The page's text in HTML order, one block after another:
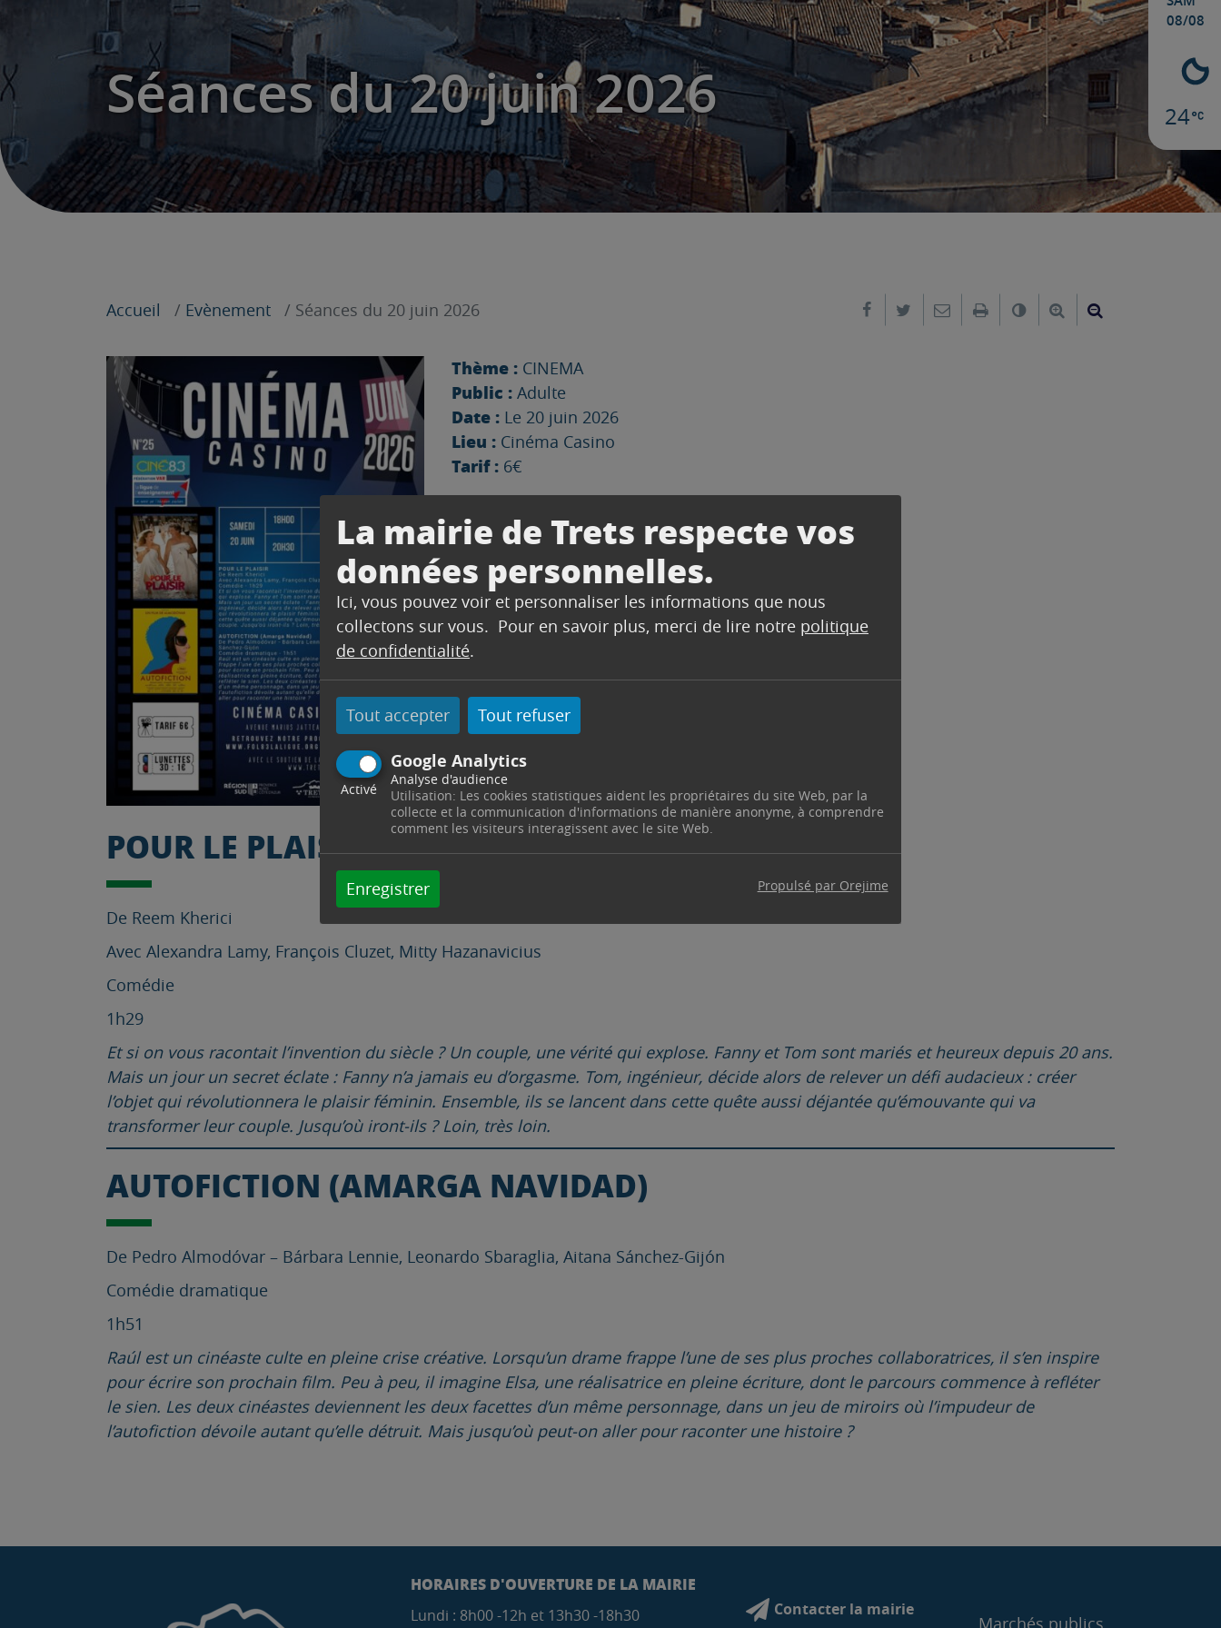
La mairie de Trets respecte vos
données personnelles.
Ici, vous pouvez voir et personnaliser les informations que nous
collectons sur vous. Pour en savoir plus, merci de lire notre politique
de confidentialité.
Tout accepter Tout refuser
Google Analytics
Activé
Analyse d'audience
Utilisation: Les cookies statistiques aident les propriétaires du site Web, par la
collecte et la communication d'informations de manière anonyme, à comprendre
comment les visiteurs interagissent avec le site Web.
Enregistrer Propulsé par Orejime
08/08
24
Séances du 20 juin 2026
Accueil Evènement Séances du 20 juin 2026 Partager sur Facebook
Partager sur Twitter
Envoyer par e-mail
ImprimerChanger le contraste
Agrandir le texte
Thème : CINEMA
Public : Adulte
Date : Le 20 juin 2026
Lieu : Cinéma Casino
Tarif : 6€
POUR LE PLAISIR
De Reem Kherici
Avec Alexandra Lamy, François Cluzet, Mitty Hazanavicius
Comédie
1h29
Et si on vous racontait l’invention du siècle ? Un couple, une vérité qui explose. Fanny et Tom sont mariés et heureux depuis 20 ans.
Mais un jour un secret éclate : Fanny n’a jamais eu d’orgasme. Tom, ingénieur, décide alors de relever un défi audacieux : créer
l’objet qui révolutionnera le plaisir féminin. Ensemble, ils se lancent dans cette quête aussi déjantée qu’émouvante qui va
transformer leur couple. Jusqu’où iront-ils ? Loin, très loin.
AUTOFICTION (AMARGA NAVIDAD)
De Pedro Almodóvar – Bárbara Lennie, Leonardo Sbaraglia, Aitana Sánchez-Gijón
Comédie dramatique
1h51
Raúl est un cinéaste culte en pleine crise créative. Lorsqu’un drame frappe l’une de ses plus proches collaboratrices, il s’en inspire
pour écrire son prochain film. Peu à peu, il imagine Elsa, une réalisatrice en pleine écriture, dont le parcours commence à refléter
le sien. Les deux cinéastes deviennent les deux facettes d’un même personnage, dans un jeu de miroirs où l’impudeur de
l’autofiction dévoile autant qu’elle détruit. Mais jusqu’où peut-on aller pour raconter une histoire ?
HORAIRES D'OUVERTURE DE LA MAIRIE
Lundi : 8h00 -12h et 13h30 -18h30
Contacter la mairie
Marchés publics